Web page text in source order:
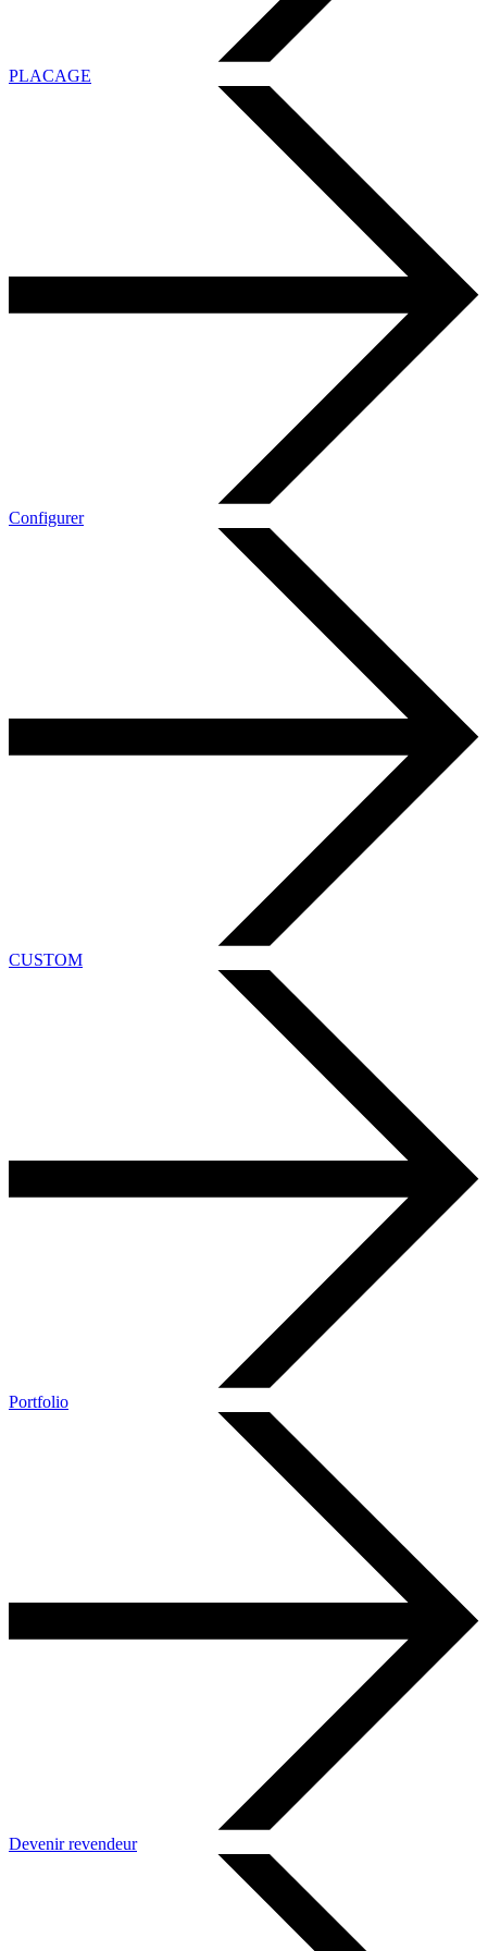
PLACAGE
Configurer
CUSTOM
Portfolio
Devenir revendeur